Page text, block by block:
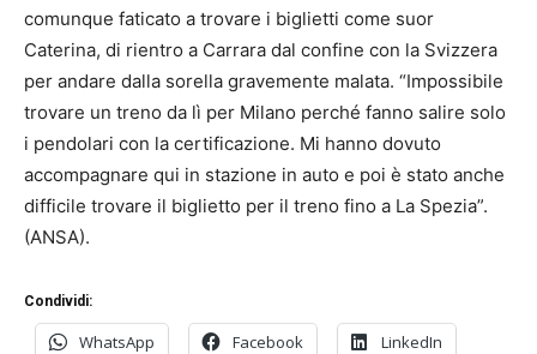
comunque faticato a trovare i biglietti come suor
Caterina, di rientro a Carrara dal confine con la Svizzera
per andare dalla sorella gravemente malata. “Impossibile
trovare un treno da lì per Milano perché fanno salire solo
i pendolari con la certificazione. Mi hanno dovuto
accompagnare qui in stazione in auto e poi è stato anche
difficile trovare il biglietto per il treno fino a La Spezia”.
(ANSA).
Condividi:
WhatsApp Facebook LinkedIn